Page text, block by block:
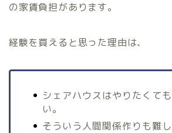
の家賃負担があります。
経験を買えると思った理由は、
シェアハウスはやりたくて
い。
そういう人間関係作りも難し